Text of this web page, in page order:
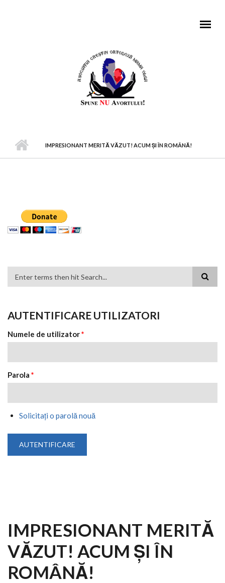
MENIU PRINCIPAL
IMPRESIONANT MERITĂ VĂZUT! ACUM ȘI ÎN ROMÂNĂ!
FORMULAR DE CĂUTARE
AUTENTIFICARE UTILIZATORI
Numele de utilizator*
Parola *
Solicitaţi o parolă nouă
IMPRESIONANT MERITĂ
VĂZUT! ACUM ȘI ÎN
ROMÂNĂ!